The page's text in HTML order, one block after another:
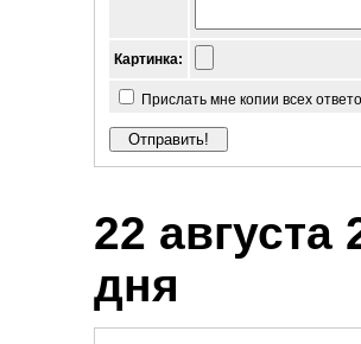
Картинка:
Прислать мне копии всех
22 августа
дня